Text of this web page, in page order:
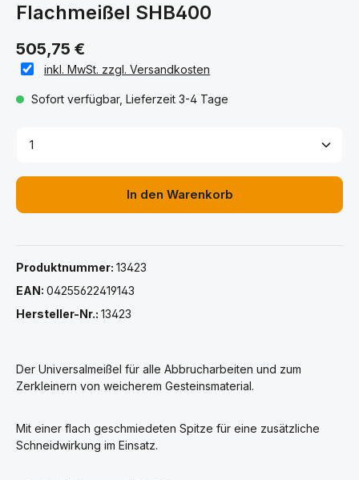
Flachmeißel SHB400
505,75 €
inkl. MwSt. zzgl. Versandkosten
Sofort verfügbar, Lieferzeit 3-4 Tage
Produkt Anzahl: Gib den gewünschten Wert ein
In den Warenkorb
Produktnummer: 13423
EAN: 04255622419143
Hersteller-Nr.: 13423
Der Universalmeißel für alle Abbrucharbeiten und zum
Zerkleinern von weicherem Gesteinsmaterial.
Mit einer flach geschmiedeten Spitze für eine zusätzliche
Schneidwirkung im Einsatz.